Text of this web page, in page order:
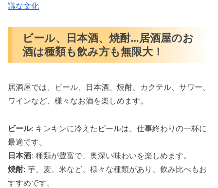
議な文化
ビール、日本酒、焼酎…居酒屋のお
酒は種類も飲み方も無限大！
居酒屋では、ビール、日本酒、焼酎、カクテル、サワー、
ワインなど、様々なお酒を楽しめます。
ビール: キンキンに冷えたビールは、仕事終わりの一杯に
最適です。
日本酒: 種類が豊富で、奥深い味わいを楽しめます。
焼酎: 芋、麦、米など、様々な種類があり、飲み比べもお
すすめです。